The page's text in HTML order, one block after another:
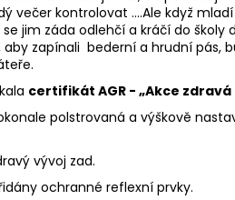
večer kontrolovat ....Ale když
jim záda odlehčí a kráčí do školy
zapínali bederní a hrudní pás,
certifikát AGR - „Akce zdravá
polstrovaná a výškově
vývoj zad.
ochranné reflexní prvky.